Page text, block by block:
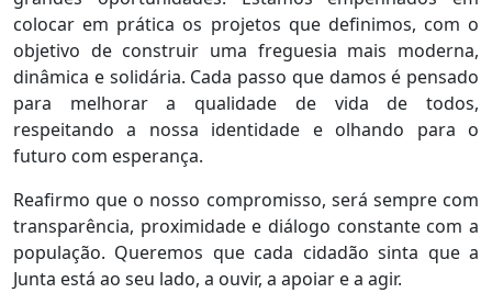
colocar em prática os projetos que definimos, com o
objetivo de construir uma freguesia mais moderna,
dinâmica e solidária. Cada passo que damos é pensado
para melhorar a qualidade de vida de todos,
respeitando a nossa identidade e olhando para o
futuro com esperança.
Reafirmo que o nosso compromisso, será sempre com
transparência, proximidade e diálogo constante com a
população. Queremos que cada cidadão sinta que a
Junta está ao seu lado, a ouvir, a apoiar e a agir.